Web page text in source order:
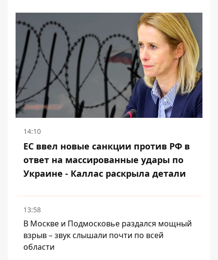
14:10
ЕС ввел новые санкции против РФ в
ответ на массированные удары по
Украине - Каллас раскрыла детали
13:58
В Москве и Подмосковье раздался мощный
взрыв – звук слышали почти по всей
области